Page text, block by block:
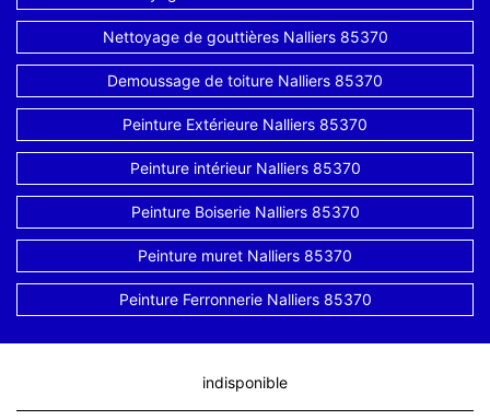
Nettoyage de gouttières Nalliers 85370
Demoussage de toiture Nalliers 85370
Peinture Extérieure Nalliers 85370
Peinture intérieur Nalliers 85370
Peinture Boiserie Nalliers 85370
Peinture muret Nalliers 85370
Peinture Ferronnerie Nalliers 85370
indisponible